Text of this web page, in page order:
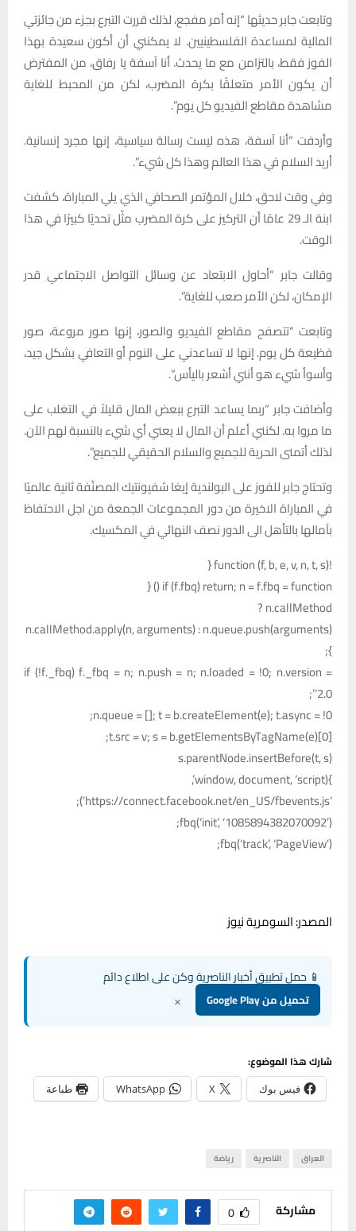
وتابعت جابر حديثها “إنه أمر مفجع، لذلك قررت التبرع بجزء من جائزتي
المالية لمساعدة الفلسطينيين. لا يمكنني أن أكون سعيدة بهذا
الفوز فقط، بالتزامن مع ما يحدث. أنا آسفة يا رفاق، من المفترض
أن يكون الأمر متعلقًا بكرة المضرب، لكن من المحبط للغاية
مشاهدة مقاطع الفيديو كل يوم”.
وأردفت “أنا آسفة، هذه ليست رسالة سياسية، إنها مجرد إنسانية.
أريد السلام في هذا العالم وهذا كل شيء”.
وفي وقت لاحق، خلال المؤتمر الصحافي الذي يلي المباراة، كشفت
ابنة الـ 29 عامًا أن التركيز على كرة المضرب مثّل تحديًا كبيرًا في هذا
الوقت.
وقالت جابر “أحاول الابتعاد عن وسائل التواصل الاجتماعي قدر
الإمكان، لكن الأمر صعب للغاية”.
وتابعت “تتصفح مقاطع الفيديو والصور، إنها صور مروعة، صور
فظيعة كل يوم. إنها لا تساعدني على النوم أو التعافي بشكل جيد،
وأسوأ شيء هو أنني أشعر باليأس”.
وأضافت جابر “ربما يساعد التبرع ببعض المال قليلاً في التغلب على
ما مروا به. لكنني أعلم أن المال لا يعني أي شيء بالنسبة لهم الآن.
لذلك أتمنى الحرية للجميع والسلام الحقيقي للجميع”.
وتحتاج جابر للفوز على البولندية إيغا شفيونتيك المصنّفة ثانية عالميًا
في المباراة الاخيرة من دور المجموعات الجمعة من اجل الاحتفاظ
بآمالها بالتأهل الى الدور نصف النهائي في المكسيك.
!function (f, b, e, v, n, t, s) {
if (f.fbq) return; n = f.fbq = function () {
n.callMethod ?
n.callMethod.apply(n, arguments) : n.queue.push(arguments)
};
if (!f._fbq) f._fbq = n; n.push = n; n.loaded = !0; n.version =
‘2.0’;
n.queue = []; t = b.createElement(e); t.async = !0;
t.src = v; s = b.getElementsByTagName(e)[0];
s.parentNode.insertBefore(t, s)
}(window, document, ‘script’,
‘https://connect.facebook.net/en_US/fbevents.js’);
fbq(‘init’, ‘1085894382070092’);
fbq(‘track’, ‘PageView’);
المصدر: السومرية نيوز
📱 حمل تطبيق أخبار الناصرية وكن على اطلاع دائم
تحميل من Google Play ×
شارك هذا الموضوع:
فيس بوك X
WhatsApp طباعة
العراق الناصرية رياضة
مشاركة 0